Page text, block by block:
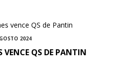
2024
QS DE PANTIN